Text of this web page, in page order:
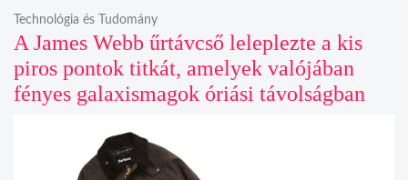
A James Webb űrtávcső leleplezte a kis
piros pontok titkát, amelyek valójában
fényes galaxismagok óriási távolságban
Technológia és Tudomány